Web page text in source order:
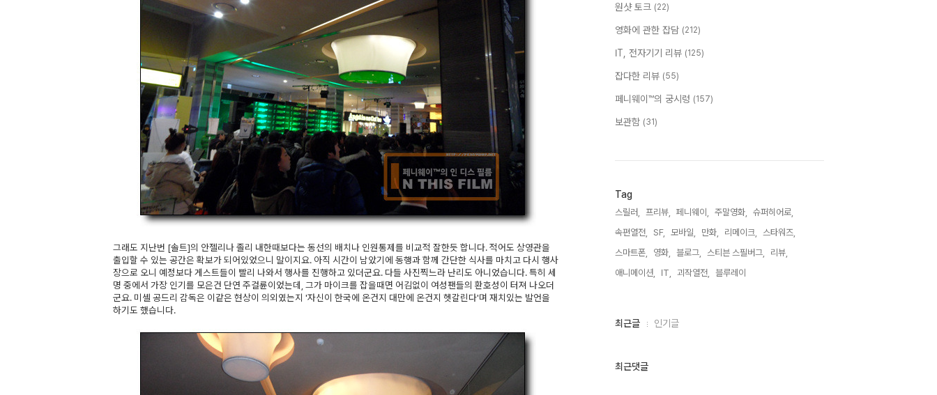
그래도 지난번 [솔트]의 안젤리나 졸리 내한때보다는 동선의 배치나 인원통제를 비교적 잘한듯 합니다. 적어도 상영관을
출입할 수 있는 공간은 확보가 되어있었으니 말이지요. 아직 시간이 남았기에 동행과 함께 간단한 식사를 마치고 다시 행사
장으로 오니 예정보다 게스트들이 빨리 나와서 행사를 진행하고 있더군요. 다들 사진찍느라 난리도 아니었습니다. 특히 세
명 중에서 가장 인기를 모은건 단연 주걸륜이었는데, 그가 마이크를 잡을때면 어김없이 여성팬들의 환호성이 터져 나오더
군요. 미셸 공드리 감독은 이같은 현상이 의외였는지 '자신이 한국에 온건지 대만에 온건지 헷갈린다'며 재치있는 발언을
하기도 했습니다.
원샷 토크 (22)
영화에 관한 잡담 (212)
IT, 전자기기 리뷰 (125)
잡다한 리뷰 (55)
페니웨이™의 궁시렁 (157)
보관함 (31)
Tag
스릴러, 프리뷰, 페니웨이, 주말영화,
슈퍼히어로,
속편열전,
SF, 모바일, 만화, 리메이크,
스타워즈,
스마트폰,
영화, 블로그, 스티븐 스필버그,
리뷰,
애니메이션,
IT, 괴작열전, 블루레이,
최
인
최근글 인기글
최근댓글